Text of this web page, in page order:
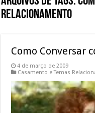
Relacionamento
Como Conversar
4 de março de 2009
Casamento e Temas